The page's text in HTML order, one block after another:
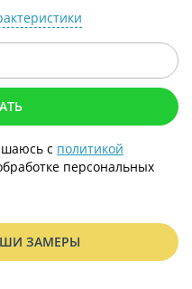
с политикой
персональных
ЗАМЕРЫ